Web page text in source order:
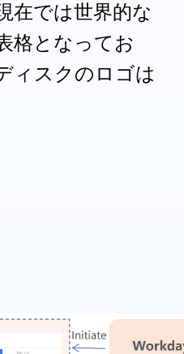
在では世界的な
格となってお
ィスクのロゴは